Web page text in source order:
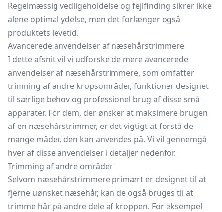
Regelmæssig vedligeholdelse og fejlfinding sikrer ikke
alene optimal ydelse, men det forlænger også
produktets levetid.
Avancerede anvendelser af næsehårstrimmere
I dette afsnit vil vi udforske de mere avancerede
anvendelser af næsehårstrimmere, som omfatter
trimning af andre kropsområder, funktioner designet
til særlige behov og professionel brug af disse små
apparater. For dem, der ønsker at maksimere brugen
af en næsehårstrimmer, er det vigtigt at forstå de
mange måder, den kan anvendes på. Vi vil gennemgå
hver af disse anvendelser i detaljer nedenfor.
Trimming af andre områder
Selvom næsehårstrimmere primært er designet til at
fjerne uønsket næsehår, kan de også bruges til at
trimme hår på andre dele af kroppen. For eksempel